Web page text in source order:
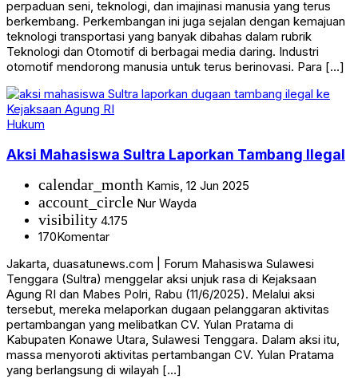
perpaduan seni, teknologi, dan imajinasi manusia yang terus
berkembang. Perkembangan ini juga sejalan dengan kemajuan
teknologi transportasi yang banyak dibahas dalam rubrik
Teknologi dan Otomotif di berbagai media daring. Industri
otomotif mendorong manusia untuk terus berinovasi. Para […]
Hukum
Aksi Mahasiswa Sultra Laporkan Tambang Ilegal
calendar_month Kamis, 12 Jun 2025
account_circle Nur Wayda
visibility 4.175
170Komentar
Jakarta, duasatunews.com | Forum Mahasiswa Sulawesi
Tenggara (Sultra) menggelar aksi unjuk rasa di Kejaksaan
Agung RI dan Mabes Polri, Rabu (11/6/2025). Melalui aksi
tersebut, mereka melaporkan dugaan pelanggaran aktivitas
pertambangan yang melibatkan CV. Yulan Pratama di
Kabupaten Konawe Utara, Sulawesi Tenggara. Dalam aksi itu,
massa menyoroti aktivitas pertambangan CV. Yulan Pratama
yang berlangsung di wilayah […]